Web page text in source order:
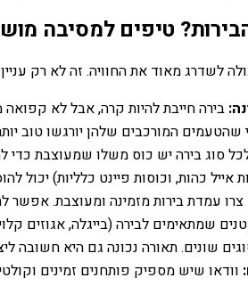
טיפים למסיבה
לשדרג מאוד את החוויה. זה לא רק
שהטעמים המורכבים שלהן יורגשו טוב
סוג בירה יש כוס משלו שמעוצבת כדי
אייל כהות, וכוסות פיינט כלליות) יכול
צרו עמדת בירות מזמינה ומעוצבת. אפשר
שמתאימים לבירה (בייגלה, אגוזים
שונים. תאורה נכונה גם היא חשובה
וודאו שיש מספיק פותחנים זמינים